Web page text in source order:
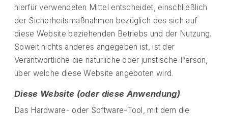
hierfür verwendeten Mittel entscheidet, einschließlich
der Sicherheitsmaßnahmen bezüglich des sich auf
diese Website beziehenden Betriebs und der Nutzung.
Soweit nichts anderes angegeben ist, ist der
Verantwortliche die natürliche oder juristische Person,
über welche diese Website angeboten wird.
Diese Website (oder diese Anwendung)
Das Hardware- oder Software-Tool, mit dem die